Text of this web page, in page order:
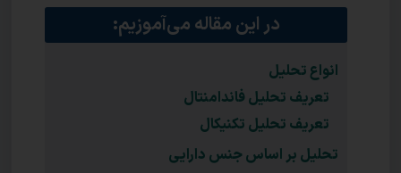
در این مقاله می‌آموزیم:
انواع تحلیل
تعریف تحلیل فاندامنتال
تعریف تحلیل تکنیکال
تحلیل بر اساس جنس دارایی